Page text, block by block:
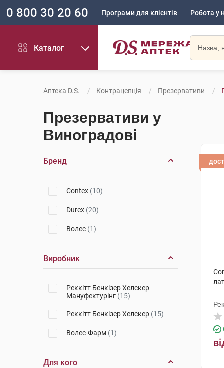
0 800 30 20 60 Програми для клієнтів Робота у
Каталог
Аптека D.S. Контрацепція Презервативи
Презервативи у
Виноградові
Бренд
Contex (10)
Durex (20)
Волес (1)
Виробник
Реккітт Бенкізер Хелскер
Мануфектурінг (15)
Реккітт Бенкізер Хелскер (15)
Волес-Фарм (1)
Для кого